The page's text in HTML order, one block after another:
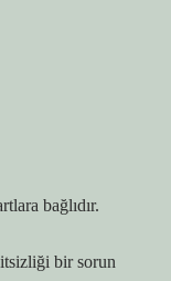
bağlıdır.
bir sorun